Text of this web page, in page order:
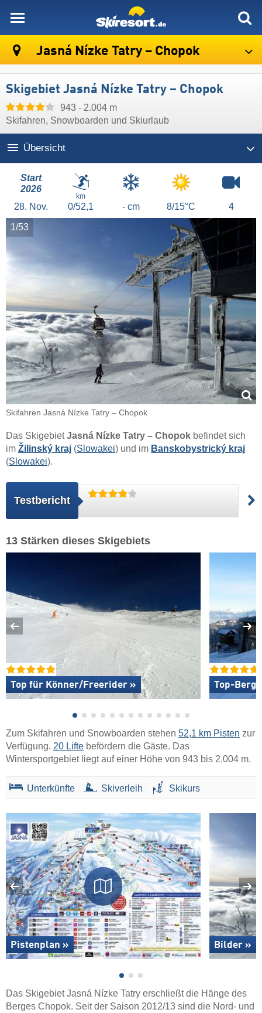
Jasná Nízke Tatry – Chopok
Skigebiet Jasná Nízke Tatry – Chopok
943 - 2.004 m
Skifahren, Snowboarden und Skiurlaub
Übersicht
Start
2026
28. Nov.
km
0/52,1 - cm 8/15°C 4
1/53
Skifahren Jasná Nízke Tatry – Chopok
Das SkigebietJasná Nízke Tatry – Chopok befindet sich
im Žilinský kraj (Slowakei) und im Banskobystrický kraj
(Slowakei).
Testbericht
13 Stärken dieses Skigebiets
Top für Könner/Freerider » Top-
Zum Skifahren und Snowboarden stehen 52,1 km Pisten zur
Verfügung. 20 Lifte befördern die Gäste. Das
Wintersportgebiet liegt auf einer Höhe von 943 bis 2.004 m.
Unterkünfte Skiverleih Skikurs
Pistenplan » Bilder »
Das Skigebiet Jasná Nízke Tatry erschließt die Hänge des
Berges Chopok. Seit der Saison 2012/13 sind die Nord- und